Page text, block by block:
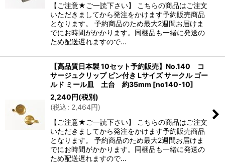
【ご注意★ご一読下さい】 こちらの商品はご注文
いただきましてから発注をかけます予約販売商品
となります。 予約商品のため最大2週間お届けま
でにお時間がかかります。同梱品も一緒に発送の
ため配送遅れますので…
【高品質日本製 10セット予約販売】No.140 コ
サージュクリップ ピン付き Lサイズ サークル ゴー
ルド ミール皿 土台 約35mm [no140-10]
2,240円(税別)
(税込: 2,464円)
【ご注意★ご一読下さい】 こちらの商品はご注文
いただきましてから発注をかけます予約販売商品
となります。 予約商品のため最大2週間お届けま
でにお時間がかかります。同梱品も一緒に発送の
ため配送遅れますので…